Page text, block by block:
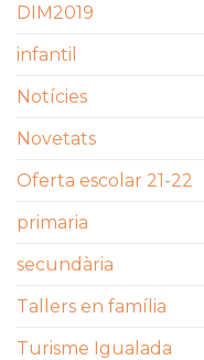
DIM2019
infantil
Notícies
Novetats
Oferta escolar 21-22
primaria
secundària
Tallers en família
Turisme Igualada